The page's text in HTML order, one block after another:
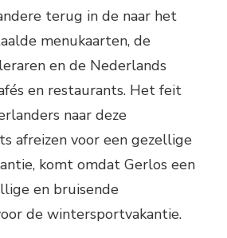
terug in de naar het
menukaarten, de
en de Nederlands
en restaurants. Het feit
naar deze
afreizen voor een gezellige
komt omdat Gerlos een
en bruisende
de wintersportvakantie.